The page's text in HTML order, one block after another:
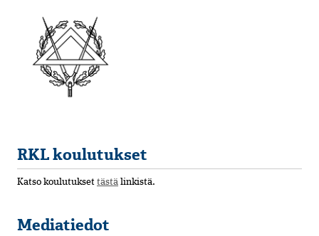
RKL koulutukset
Katso koulutukset tästä linkistä.
Mediatiedot